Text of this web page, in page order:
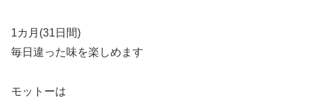
1カ月(31日間)
毎日違った味を楽しめます
モットーは